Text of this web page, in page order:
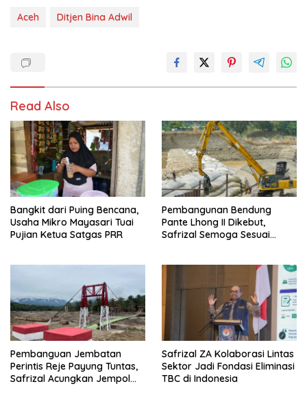
Aceh Ditjen Bina Adwil
Read Also
Bangkit dari Puing Bencana,
Usaha Mikro Mayasari Tuai
Pujian Ketua Satgas PRR
Pembangunan Bendung
Pante Lhong II Dikebut,
Safrizal Semoga Sesuai
Pembanguan Jembatan
Perintis Reje Payung Tuntas,
Safrizal Acungkan Jempol
Safrizal ZA Kolaborasi Lintas
Sektor Jadi Fondasi Eliminasi
TBC di Indonesia